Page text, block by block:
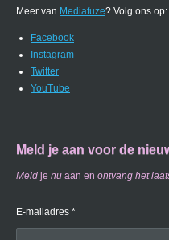
Meer van Mediafuze? Volg ons op:
Facebook
Instagram
Twitter
YouTube
Meld je aan voor de
Meld je nu aan en ontvang het
E-mailadres *